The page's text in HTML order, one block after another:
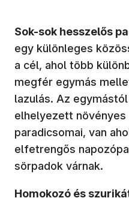
Sok-sok hesszelős
egy különleges
a cél, ahol több
megfér egymás
lazulás. Az
elhelyezett növényes
paradicsomai, van
elfetrengős
sörpadok várnak.
Homokozó és